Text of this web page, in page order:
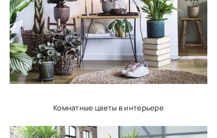
Комнатные цветы в интерьере